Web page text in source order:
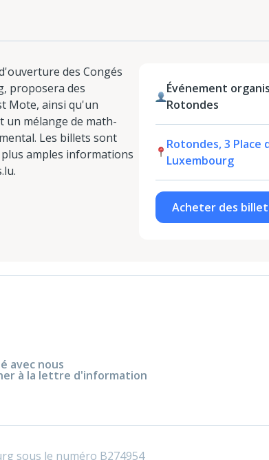
des Congés
proposera des
Mote, ainsi qu'un
mélange de math-
Les billets sont
amples informations
Événement
Rotondes
Rotondes, 3 Place
Luxembourg
Acheter des
avec nous
à la lettre d'information
sous le numéro B274954